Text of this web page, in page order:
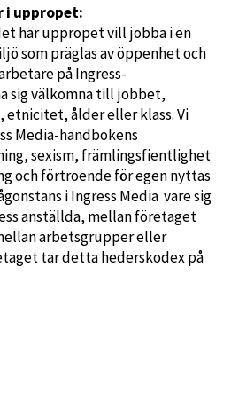
i uppropet:
här uppropet vill jobba i en
som präglas av öppenhet och
på Ingress-
sig välkomna till jobbet,
ålder eller klass. Vi
Media-handbokens
sexism, främlingsfientlighet
och förtroende för egen nyttas
i Ingress Media vare sig
anställda, mellan företaget
arbetsgrupper eller
tar detta hederskodex på